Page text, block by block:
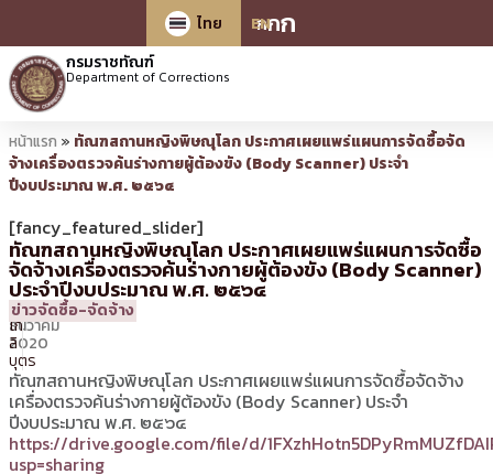
กกก
ไทย
EN
กรมราชทัณฑ์
Department of Corrections
หน้าแรก » ทัณฑสถานหญิงพิษณุโลก ประกาศเผยแพร่แผนการจัดซื้อจัด
จ้างเครื่องตรวจค้นร่างกายผู้ต้องขัง (Body Scanner) ประจำ
ปีงบประมาณ พ.ศ. ๒๕๖๔
[fancy_featured_slider]
ทัณฑสถานหญิงพิษณุโลก ประกาศเผยแพร่แผนการจัดซื้อ
จัดจ้างเครื่องตรวจค้นร่างกายผู้ต้องขัง (Body Scanner)
ประจำปีงบประมาณ พ.ศ. ๒๕๖๔
2
ธันวาคม
2020
09:28 น.
โดย
รัตนา
โก
ลิ
บุตร
ข่าวจัดซื้อ-จัดจ้าง
ทัณฑสถานหญิงพิษณุโลก ประกาศเผยแพร่แผนการจัดซื้อจัดจ้าง
เครื่องตรวจค้นร่างกายผู้ต้องขัง (Body Scanner) ประจำ
ปีงบประมาณ พ.ศ. ๒๕๖๔
https://drive.google.com/file/d/
usp=sharing